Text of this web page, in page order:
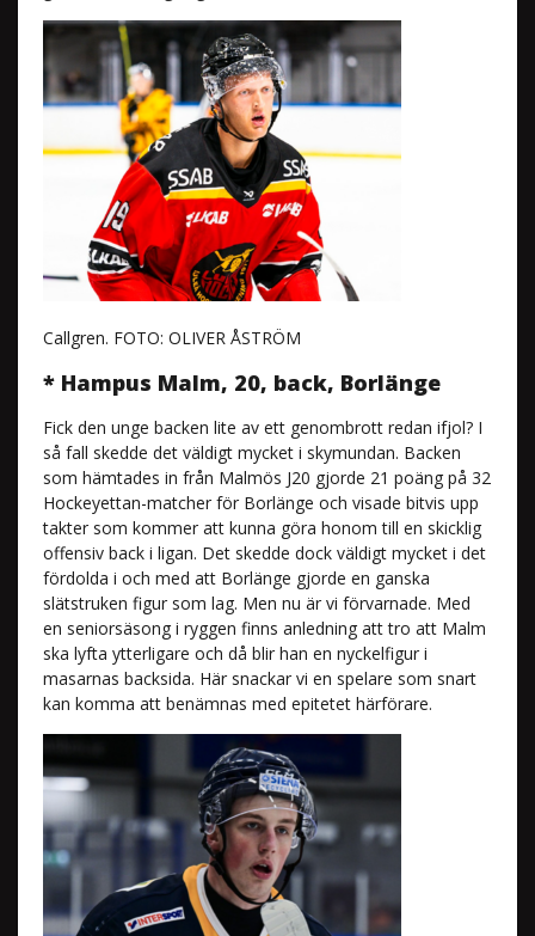
Callgren. FOTO: OLIVER ÅSTRÖM
* Hampus Malm, 20, back, Borlänge
Fick den unge backen lite av ett genombrott redan ifjol? I
så fall skedde det väldigt mycket i skymundan. Backen
som hämtades in från Malmös J20 gjorde 21 poäng på 32
Hockeyettan-matcher för Borlänge och visade bitvis upp
takter som kommer att kunna göra honom till en skicklig
offensiv back i ligan. Det skedde dock väldigt mycket i det
fördolda i och med att Borlänge gjorde en ganska
slätstruken figur som lag. Men nu är vi förvarnade. Med
en seniorsäsong i ryggen finns anledning att tro att Malm
ska lyfta ytterligare och då blir han en nyckelfigur i
masarnas backsida. Här snackar vi en spelare som snart
kan komma att benämnas med epitetet härförare.